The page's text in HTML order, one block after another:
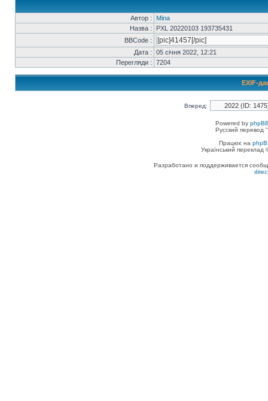
Автор :
Mina
Назва :
PXL 20220103 193735431
BBCode :
Дата :
05 січня 2022, 12:21
Перегляди :
7204
EXIF-
Вперед:
Powered by
Русский перевод
Працює на
Український
Разработано и поддерживается